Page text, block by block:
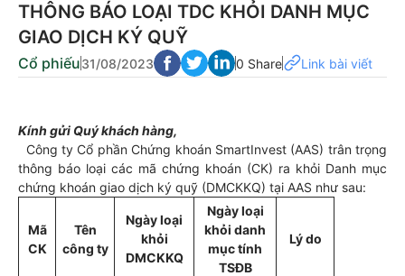
THÔNG BÁO LOẠI TDC KHỎI DANH MỤC
GIAO DỊCH KÝ QUỸ
Cổ phiếu31/08/2023 0 Share Link bài viết
Kính gửi Quý khách hàng,
Công ty Cổ phần Chứng khoán SmartInvest (AAS) trân trọng
thông báo loại các mã chứng khoán (CK) ra khỏi Danh mục
chứng khoán giao dịch ký quỹ (DMCKKQ) tại AAS như sau:
Mã
CK
Tên
công ty
Ngày loại
khỏi
DMCKKQ
Ngày loại
khỏi danh
mục tính
TSĐB
Lý do